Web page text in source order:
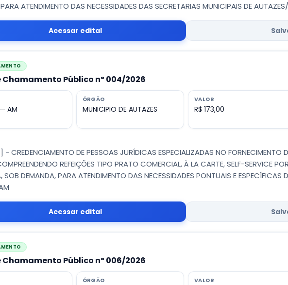
ATENDIMENTO DAS NECESSIDADES DAS SECRETARIAS MUNICIPAIS DE
Acessar edital
Chamamento Público nº 004/2026
AM
ÓRGÃO
MUNICIPIO DE AUTAZES
VALOR
R$ 173,00
- CREDENCIAMENTO DE PESSOAS JURÍDICAS ESPECIALIZADAS NO FORNECIMENTO
REFEIÇÕES TIPO PRATO COMERCIAL, À LA CARTE, SELF-SERVICE
SOB DEMANDA, PARA ATENDIMENTO DAS NECESSIDADES PONTUAIS E ESPECÍFICAS
Acessar edital
Chamamento Público nº 006/2026
ÓRGÃO VALOR